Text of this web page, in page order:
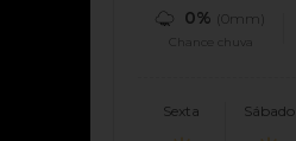
0% (0mm)
Chance chuva
Sexta Sábado